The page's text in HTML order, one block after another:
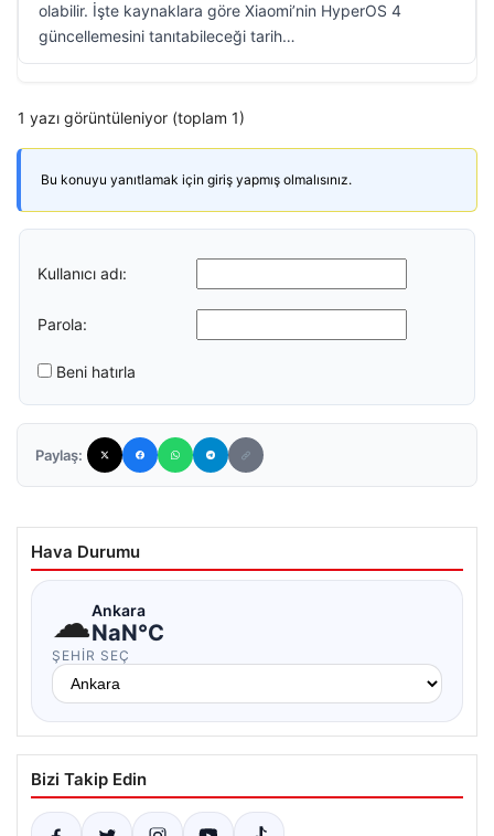
olabilir. İşte kaynaklara göre Xiaomi’nin HyperOS 4
güncellemesini tanıtabileceği tarih…
1 yazı görüntüleniyor (toplam 1)
Bu konuyu yanıtlamak için giriş yapmış olmalısınız.
Kullanıcı adı:
Parola:
Beni hatırla
Paylaş:
Hava Durumu
☁Ankara
NaN°C
ŞEHIR SEÇ
Bizi Takip Edin